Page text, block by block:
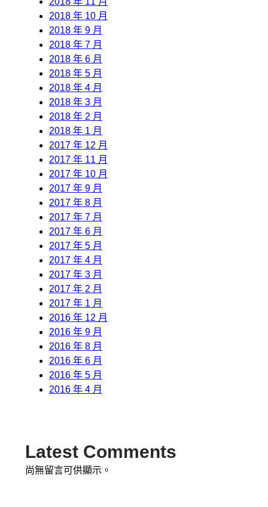
2018 年 10 月
2018 年 9 月
2018 年 7 月
2018 年 6 月
2018 年 5 月
2018 年 4 月
2018 年 3 月
2018 年 2 月
2018 年 1 月
2017 年 12 月
2017 年 11 月
2017 年 10 月
2017 年 9 月
2017 年 8 月
2017 年 7 月
2017 年 6 月
2017 年 5 月
2017 年 4 月
2017 年 3 月
2017 年 2 月
2017 年 1 月
2016 年 12 月
2016 年 9 月
2016 年 8 月
2016 年 6 月
2016 年 5 月
2016 年 4 月
Latest Comments
尚無留言可供顯示。